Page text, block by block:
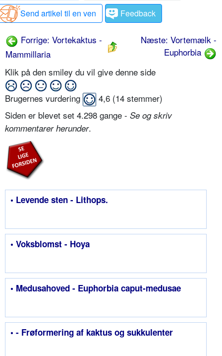
Send artikel til en ven
Feedback
Forrige: Vortekaktus -
Mammillaria
Næste: Vortemælk -
Euphorbia
Klik på den smiley du vil give denne side
Brugernes vurdering 4,6 (14 stemmer)
Siden er blevet set 4.298 gange - Se og skriv
kommentarer herunder.
• Levende sten - Lithops.
• Voksblomst - Hoya
• Medusahoved - Euphorbia caput-medusae
• - Frøformering af kaktus og sukkulenter